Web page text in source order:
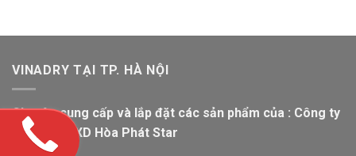
VINADRY TẠI TP. HÀ NỘI
Chuyên cung cấp và lắp đặt các sản phẩm của : Công ty
TNHH SX&XD Hòa Phát Star